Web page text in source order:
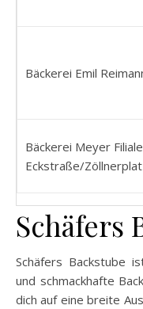
Bäckerei Emil
Bäckerei Meyer Filiale
Eckstraße/
Schäfers
Schäfers Backstube
und schmackhafte
dich auf eine breite